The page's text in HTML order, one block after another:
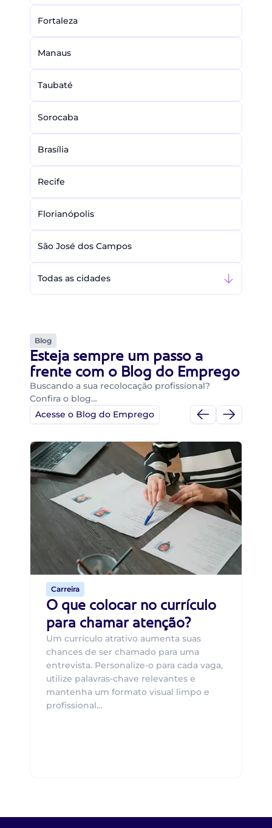
Fortaleza
Manaus
Taubaté
Sorocaba
Brasília
Recife
Florianópolis
São José dos Campos
Todas as cidades
Blog
Esteja sempre um passo a
frente com o Blog do Emprego
Buscando a sua recolocação profissional?
Confira o blog…
Acesse o Blog do Emprego
Carreira
O que colocar no currículo
para chamar atenção?
Um currículo atrativo aumenta suas
chances de ser chamado para uma
entrevista. Personalize-o para cada vaga,
utilize palavras-chave relevantes e
mantenha um formato visual limpo e
profissional...